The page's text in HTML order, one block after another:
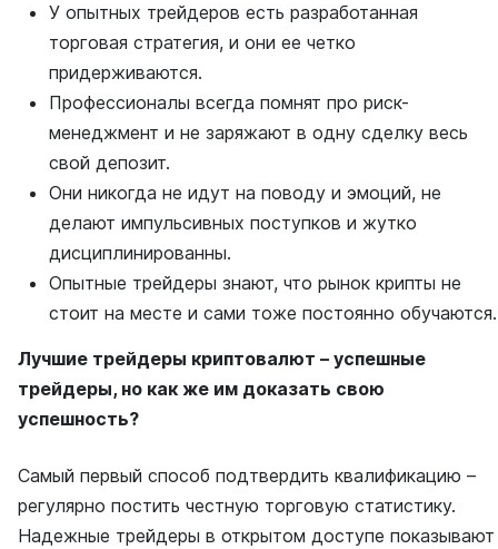
У опытных трейдеров есть разработанная
торговая стратегия, и они ее четко
придерживаются.
Профессионалы всегда помнят про риск-
менеджмент и не заряжают в одну сделку весь
свой депозит.
Они никогда не идут на поводу и эмоций, не
делают импульсивных поступков и жутко
дисциплинированны.
Опытные трейдеры знают, что рынок крипты не
стоит на месте и сами тоже постоянно обучаются.
Лучшие трейдеры криптовалют – успешные
трейдеры, но как же им доказать свою
успешность?
Самый первый способ подтвердить квалификацию –
регулярно постить честную торговую статистику.
Надежные трейдеры в открытом доступе показывают